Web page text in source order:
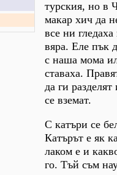
турския, но в
макар хич да
все ни
вяра. Еле пък
с наша мома
ставаха.
да ги
се вземат.
С катъри се
Катърът е як
лаком е и
го. Тъй съм